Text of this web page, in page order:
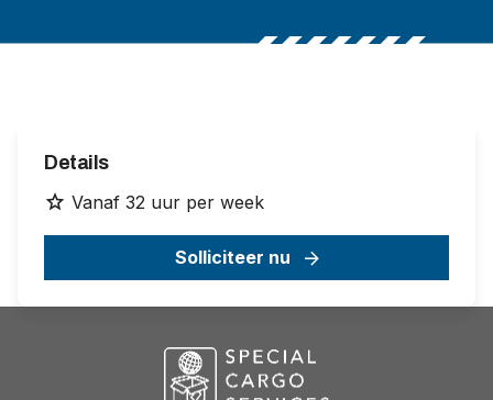
Details
Vanaf 32 uur per week
Solliciteer nu